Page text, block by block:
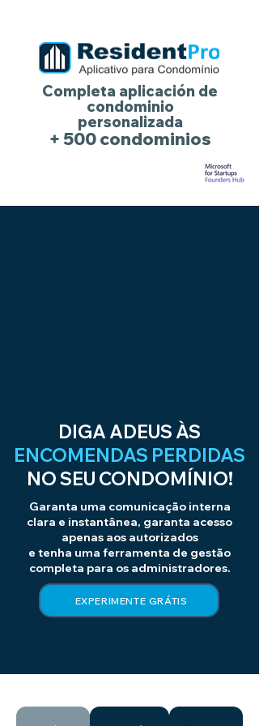
Completa aplicación de
condominio
personalizada
+ 500 condominios
DIGA ADEUS ÀS
ENCOMENDAS PERDIDAS
NO SEU CONDOMÍNIO!
Garanta uma comunicação interna
clara e instantânea, garanta acesso
apenas aos autorizados
e tenha uma ferramenta de gestão
completa para os administradores.
EXPERIMENTE GRÁTIS